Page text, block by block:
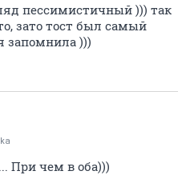
пессимистичный ))) так
зато тост был самый
запомнила )))
При чем в оба)))